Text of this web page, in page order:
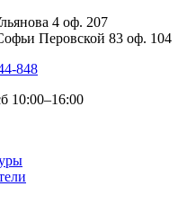
4 оф. 207
Перовской 83 оф. 104
848
10:00–16:00